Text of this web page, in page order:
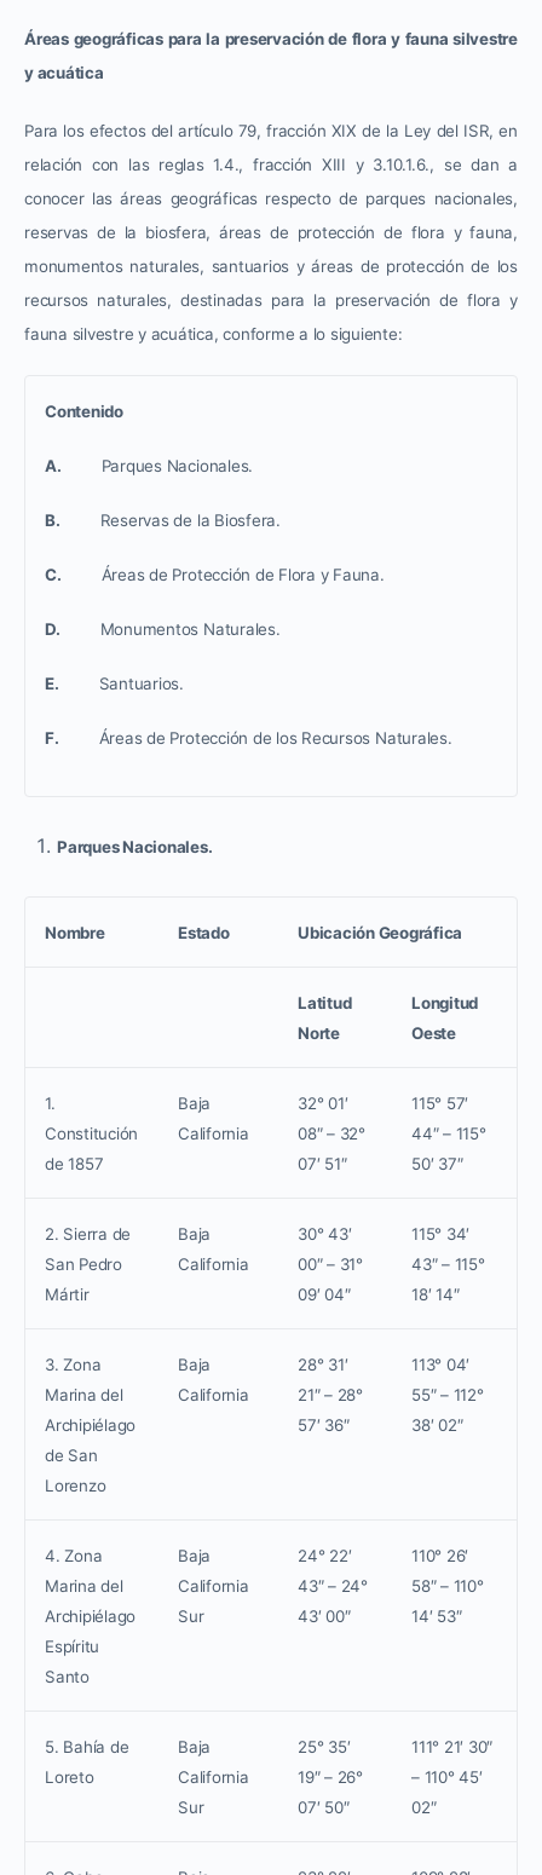
Áreas geográficas para la preservación de flora y fauna silvestre
y acuática
Para los efectos del artículo 79, fracción XIX de la Ley del ISR, en
relación con las reglas 1.4., fracción XIII y 3.10.1.6., se dan a
conocer las áreas geográficas respecto de parques nacionales,
reservas de la biosfera, áreas de protección de flora y fauna,
monumentos naturales, santuarios y áreas de protección de los
recursos naturales, destinadas para la preservación de flora y
fauna silvestre y acuática, conforme a lo siguiente:
Contenido
A. Parques Nacionales.
B. Reservas de la Biosfera.
C. Áreas de Protección de Flora y Fauna.
D. Monumentos Naturales.
E. Santuarios.
F. Áreas de Protección de los Recursos Naturales.
Parques Nacionales.
Nombre Estado Ubicación Geográfica
Latitud
Norte
Longitud
Oeste
1.
Constitución
de 1857
Baja
California
32° 01′
08″ – 32°
07′ 51″
115° 57′
44″ – 115°
50′ 37″
2. Sierra de
San Pedro
Mártir
Baja
California
30° 43′
00″ – 31°
09′ 04″
115° 34′
43″ – 115°
18′ 14″
3. Zona
Marina del
Archipiélago
de San
Lorenzo
Baja
California
28° 31′
21″ – 28°
57′ 36″
113° 04′
55″ – 112°
38′ 02″
4. Zona
Marina del
Archipiélago
Espíritu
Santo
Baja
California
Sur
24° 22′
43″ – 24°
43′ 00″
110° 26′
58″ – 110°
14′ 53″
5. Bahía de
Loreto
Baja
California
Sur
25° 35′
19″ – 26°
07′ 50″
111° 21′ 30″
– 110° 45′
02″